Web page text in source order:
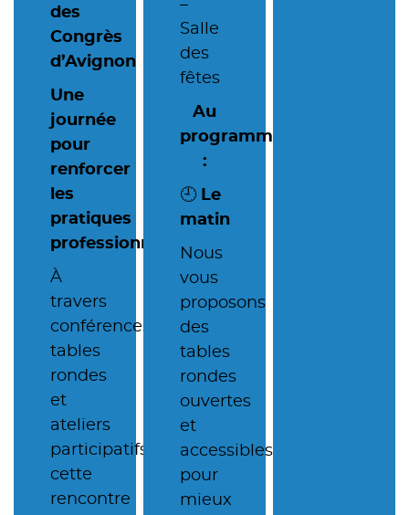
des
Congrès
d’Avignon
Une
journée
pour
renforcer
les
pratiques
professionnelles
À
travers
conférences,
tables
rondes
et
ateliers
participatifs,
cette
rencontre
–
Salle
des
fêtes
Au
programme
:
🕘Le
matin
Nous
vous
proposons
des
tables
rondes
ouvertes
et
accessibles,
pour
mieux